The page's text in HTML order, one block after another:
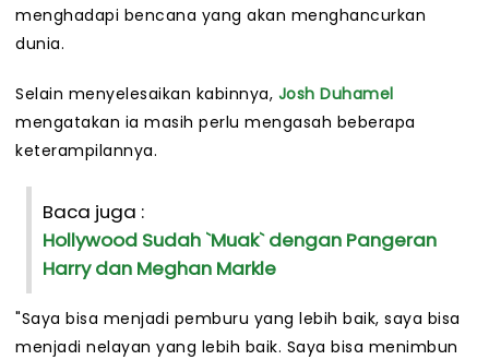
menghadapi bencana yang akan menghancurkan
dunia.
Selain menyelesaikan kabinnya, Josh Duhamel
mengatakan ia masih perlu mengasah beberapa
keterampilannya.
Baca juga :
Hollywood Sudah `Muak` dengan Pangeran
Harry dan Meghan Markle
"Saya bisa menjadi pemburu yang lebih baik, saya bisa
menjadi nelayan yang lebih baik. Saya bisa menimbun